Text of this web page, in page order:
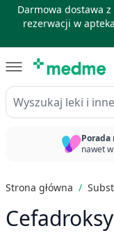
Darmowa dostawa z
rezerwacji w
Wyszukaj leki i inne
Porada
nawet
Strona główna /